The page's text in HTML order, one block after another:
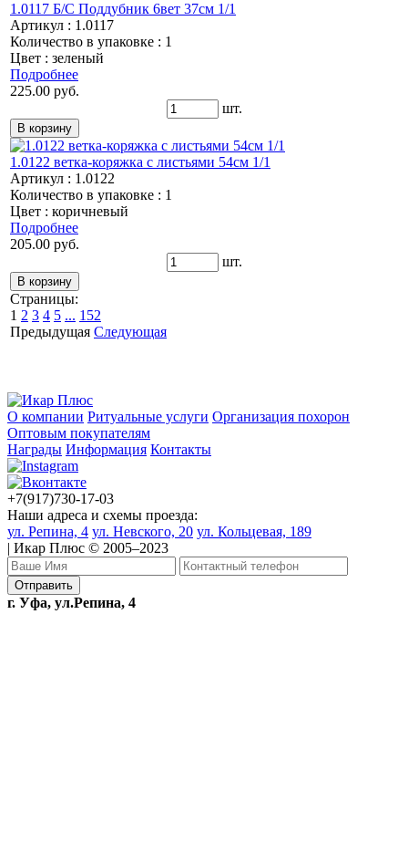
1.0117 Б/С Поддубник 6вет 37см 1/1
Артикул : 1.0117
Количество в упаковке : 1
Цвет : зеленый
Подробнее
225.00 руб.
шт.
1.0122 ветка-коряжка с листьями 54см 1/1
Артикул : 1.0122
Количество в упаковке : 1
Цвет : коричневый
Подробнее
205.00 руб.
шт.
Страницы:
1 2 3 4 5 ... 152
Предыдущая Следующая
О компании Ритуальные услуги Организация похорон
Оптовым покупателям
Награды Информация Контакты
+7(917)730-17-03
Наши адреса и схемы проезда:
ул. Репина, 4 ул. Невского, 20 ул. Кольцевая, 189
| Икар Плюс © 2005–2023
г. Уфа, ул.Репина, 4